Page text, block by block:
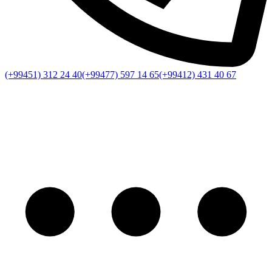
(+99451) 312 24 40(+99477) 597 14 65(+99412) 431 40 67